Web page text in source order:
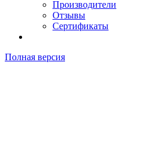
Производители
Отзывы
Сертификаты
Полная версия